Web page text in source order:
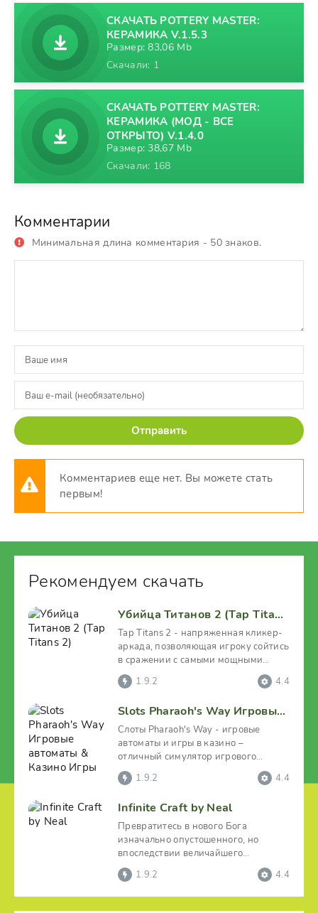
СКАЧАТЬ POTTERY MASTER:
КЕРАМИКА V.1.5.3
Размер: 83,06 Mb
Скачали: 1
СКАЧАТЬ POTTERY MASTER:
КЕРАМИКА (МОД - ВСЕ
ОТКРЫТО) V.1.4.0
Размер: 38,67 Mb
Скачали: 168
Комментарии
Минимальная длина комментария - 50 знаков.
Отправить
Комментариев еще нет. Вы можете стать
первым!
Рекомендуем скачать
Убийца Титанов 2 (Tap Titans 2)
Tap Titans 2 - напряженная кликер-
аркада, позволяющая игроку сойтись
в сражении с самыми мощными
монстрами. В процессе
1.9.2 4.4
Slots Pharaoh's Way Игровые автоматы & Казино Игры
Слоты Pharaoh's Way - игровые
автоматы и игры в казино –
отличный симулятор игрового
автомата, который обязательно
1.9.2 4.4
Infinite Craft by Neal
Превратитесь в нового Бога
изначально опустошенного, но
впоследствии величайшего
виртуального царства
оригинального и
1.9.2 4.4